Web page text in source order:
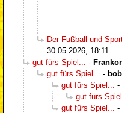
Der Fußball und
30.05.2026, 18:11
gut fürs Spiel...
-
gut fürs Spiel...
- bob
gut fürs Spiel...
-
gut fürs
gut fürs Spiel...
-